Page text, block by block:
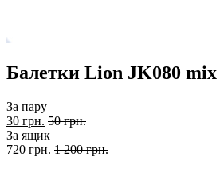
Балетки Lion JK080 mix
За пару
30 грн. 50 грн.
За ящик
720 грн. 1 200 грн.